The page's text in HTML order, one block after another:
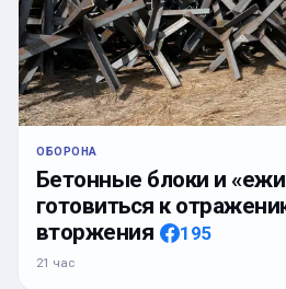
ОБОРОНА
Бетонные блоки и
готовиться к
вторжения
195
21 час